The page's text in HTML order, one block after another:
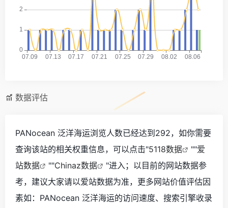
数据评估
PANocean 泛洋海运浏览人数已经达到292，如你需要
查询该站的相关权重信息，可以点击"5118数据 ""爱
站数据
""Chinaz数据
"进入；以目前的网站数据参
考，建议大家请以爱站数据为准，更多网站价值评估因
素如：PANocean 泛洋海运的访问速度、搜索引擎收录